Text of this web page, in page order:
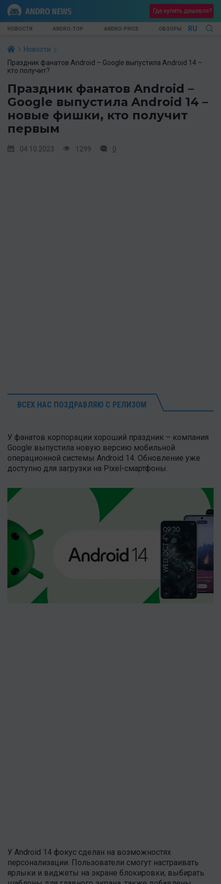
Где купить дешевле?
НОВОСТИ ANDRO-TOP ANDRO-PRICE ОБЗОРЫ RU
Новости
Праздник фанатов Android – Google выпустила Android 14 –
кто получит?
Праздник фанатов Android –
Google выпустила Android 14 –
новые фишки, кто получит
первым
04.10.2023 1299 0
ВСЕХ НАС ПОЗДРАВЛЯЮ С РЕЛИЗОМ
У фанатов корпорации хороший праздник – компания
Google выпустила новую версию мобильной
операционной системы Android 14. Обновление уже
доступно для загрузки на Pixel-смартфоны.
У Android 14 фокус сделан на возможностях
персонализации. Пользователи смогут настраивать
ярлыки и виджеты на экране блокировки, выбирать